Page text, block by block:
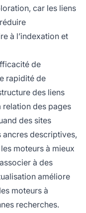
car les liens
à l’indexation et
de
rapidité de
des liens
des pages
des sites
ancres descriptives,
moteurs à mieux
à des
améliore
moteurs à
recherches.